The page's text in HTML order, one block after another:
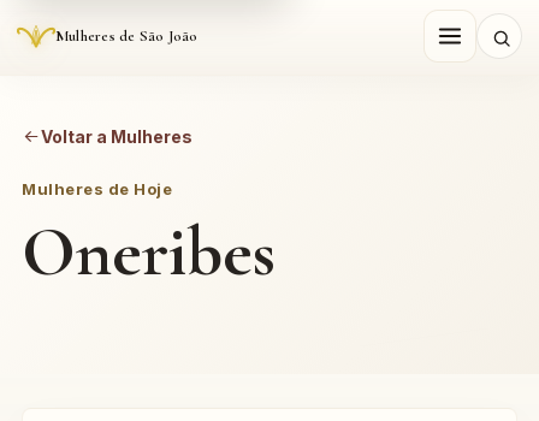
Mulheres de São João
Voltar a Mulheres
Mulheres de Hoje
Oneribes